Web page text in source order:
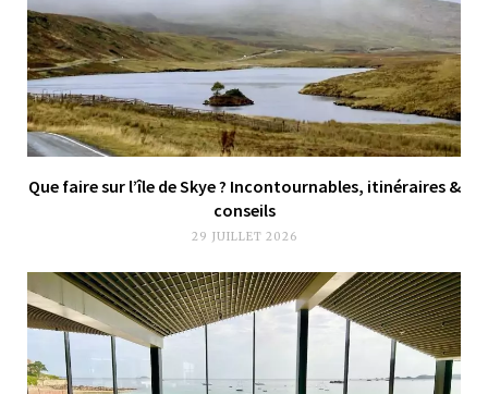
Que faire sur l’île de Skye ? Incontournables, itinéraires &
conseils
29 JUILLET 2026